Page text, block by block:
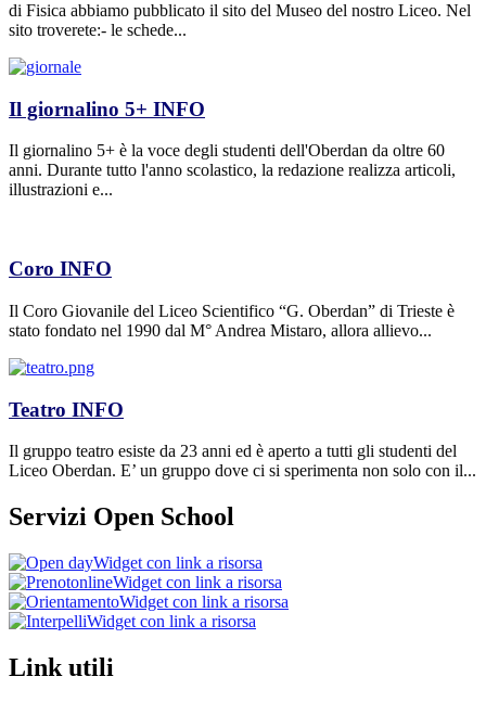
di Fisica abbiamo pubblicato il sito del Museo del nostro Liceo. Nel
sito troverete:- le schede...
Il giornalino 5+ INFO
Il giornalino 5+ è la voce degli studenti dell'Oberdan da oltre 60
anni. Durante tutto l'anno scolastico, la redazione realizza articoli,
illustrazioni e...
Coro INFO
Il Coro Giovanile del Liceo Scientifico “G. Oberdan” di Trieste è
stato fondato nel 1990 dal M° Andrea Mistaro, allora allievo...
Teatro INFO
Il gruppo teatro esiste da 23 anni ed è aperto a tutti gli studenti del
Liceo Oberdan. E’ un gruppo dove ci si sperimenta non solo con il...
Servizi Open School
Widget con link a risorsa
Widget con link a risorsa
Widget con link a risorsa
Widget con link a risorsa
Link utili